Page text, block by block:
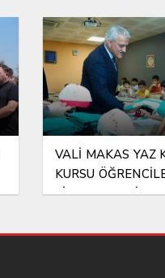
VALİ MAKAS YAZ
KURSU
ZİYARET ETTİ!